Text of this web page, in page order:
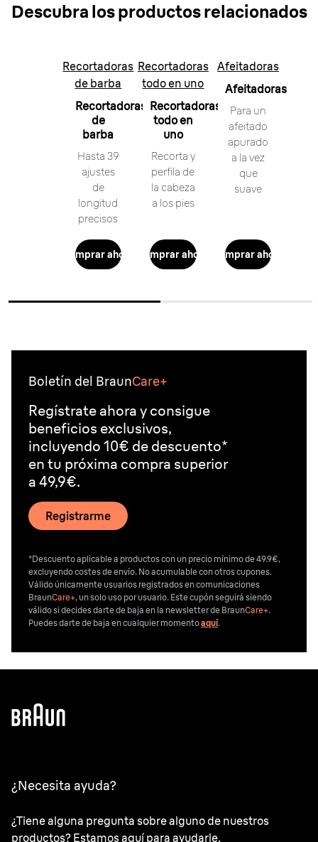
Descubra los productos relacionados
Recortadoras
de barba
Recortadoras
de
barba
Hasta 39
ajustes
de
longitud
precisos
Comprar ahora
Recortadoras
todo en uno
Recortadoras
todo en
uno
Recorta y
perfila de
la cabeza
a los pies
Comprar ahora
Afeitadoras
Afeitadoras
Para un
afeitado
apurado
a la vez
que
suave
Comprar ahora
Boletín del BraunCare+
Regístrate ahora y consigue
beneficios exclusivos,
incluyendo 10€ de descuento*
en tu próxima compra superior
a 49,9€.
Registrarme
*Descuento aplicable a productos con un precio mínimo de 49.9€,
excluyendo costes de envío. No acumulable con otros cupones.
Válido únicamente usuarios registrados en comunicaciones
BraunCare+, un solo uso por usuario. Este cupón seguirá siendo
válido si decides darte de baja en la newsletter de BraunCare+.
Puedes darte de baja en cualquier momentoaquí.
¿Necesita ayuda?
¿Tiene alguna pregunta sobre alguno de nuestros
productos? Estamos aquí para ayudarle.